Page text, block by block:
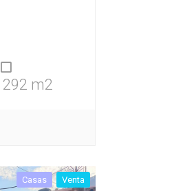
292 m2
Casas Venta